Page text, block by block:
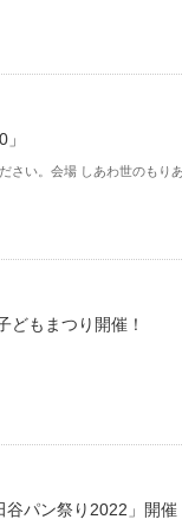
さい。会場 しあわ世のもり
もまつり開催！
谷パン祭り2022」開催